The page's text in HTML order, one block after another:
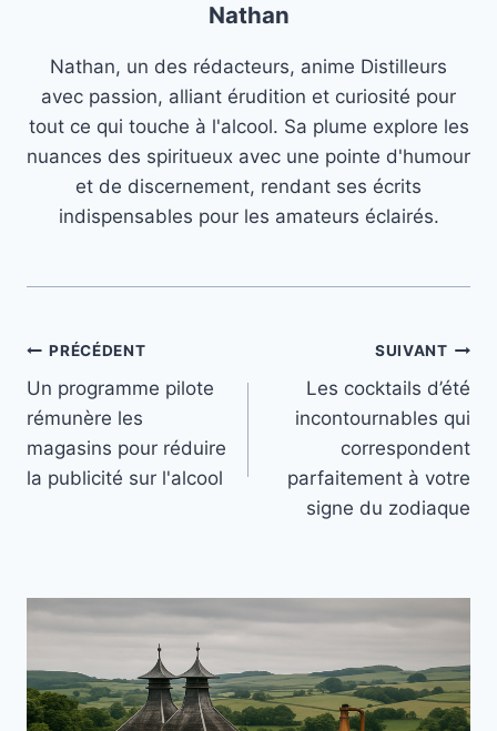
Nathan
Nathan, un des rédacteurs, anime Distilleurs
avec passion, alliant érudition et curiosité pour
tout ce qui touche à l'alcool. Sa plume explore les
nuances des spiritueux avec une pointe d'humour
et de discernement, rendant ses écrits
indispensables pour les amateurs éclairés.
Navigation
de
l’article
PRÉCÉDENT
Un programme pilote
rémunère les
magasins pour réduire
la publicité sur l'alcool
SUIVANT
Les cocktails d’été
incontournables qui
correspondent
parfaitement à votre
signe du zodiaque